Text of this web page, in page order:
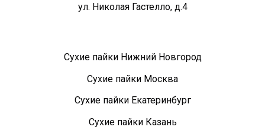
ул. Николая Гастелло, д.4
Сухие пайки Нижний Новгород
Сухие пайки Москва
Сухие пайки Екатеринбург
Сухие пайки Казань